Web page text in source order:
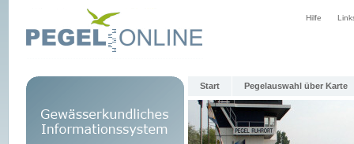
Hilfe
Start Pegelauswahl über Karte